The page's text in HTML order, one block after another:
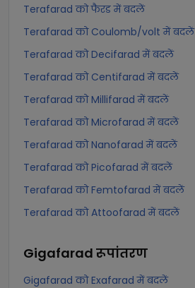
Terafarad को फैरड में बदलें
Terafarad को Coulomb/volt में बदलें
Terafarad को Decifarad में बदलें
Terafarad को Centifarad में बदलें
Terafarad को Millifarad में बदलें
Terafarad को Microfarad में बदलें
Terafarad को Nanofarad में बदलें
Terafarad को Picofarad में बदलें
Terafarad को Femtofarad में बदलें
Terafarad को Attoofarad में बदलें
Gigafarad रूपांतरण
Gigafarad को Exafarad में बदलें